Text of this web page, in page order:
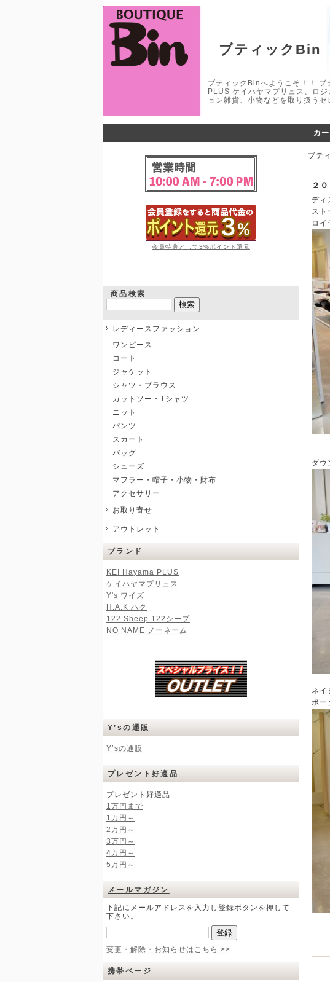
ブティックBin
ブティックBinへようこそ！！
PLUS ケイハヤマプリュス、ロ
ョン雑貨、小物などを取り扱う
カ
会員特典として3%ポイント還元
商品検索
レディースファッション
ワンピース
コート
ジャケット
シャツ・ブラウス
カットソー・Tシャツ
ニット
パンツ
スカート
バッグ
シューズ
マフラー・帽子・小物・財布
アクセサリー
お取り寄せ
アウトレット
ブランド
KEI Hayama PLUS
ケイハヤマプリュス
Y's ワイズ
H.A.K ハク
122 Sheep 122シープ
NO NAME ノーネーム
Y’sの通販
Y’sの通販
プレゼント好適品
プレゼント好適品
1万円まで
1万円～
2万円～
3万円～
4万円～
5万円～
メールマガジン
下記にメールアドレスを入力し登録ボタンを押して
下さい。
変更・解除・お知らせはこちら >>
携帯ページ
ブテ
２
ディ
ス
ロ
ダ
ネ
ボー